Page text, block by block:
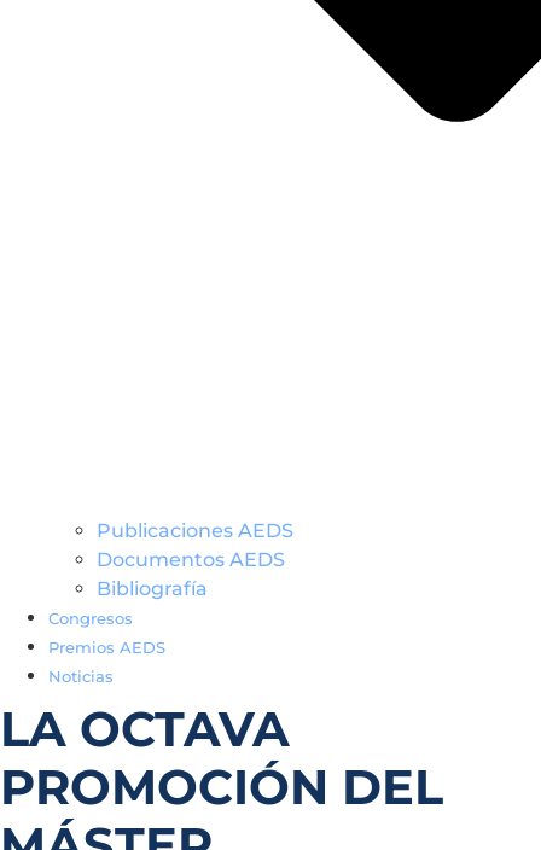
Publicaciones AEDS
Documentos AEDS
Bibliografía
Congresos
Premios AEDS
Noticias
LA OCTAVA
PROMOCIÓN DEL